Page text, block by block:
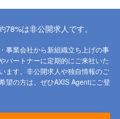
は非公開求人です。
事業会社から新組織立ち上げの事
パートナーに定期的にご来社いた
ます。 非公開求人や独自情報のご
望の方は、ぜひAXIS Agentにご登